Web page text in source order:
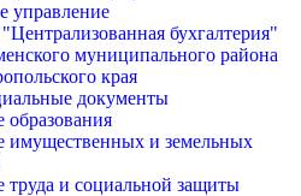
управление
бухгалтерия"
муниципального района
края
документы
образования
имущественных и земельных
труда и социальной защиты